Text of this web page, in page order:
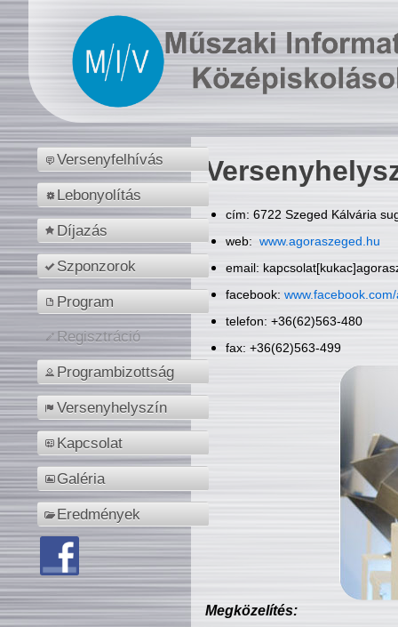
Versenyfelhívás
Lebonyolítás
Díjazás
Szponzorok
Program
Regisztráció
Programbizottság
Versenyhelyszín
Kapcsolat
Galéria
Eredmények
cím: 6722 Szeged Kálvária
web: www.agoraszeged.hu
email:
facebook:
telefon: +36(62)563-480
fax: +36(62)563-499
Megközelítés: